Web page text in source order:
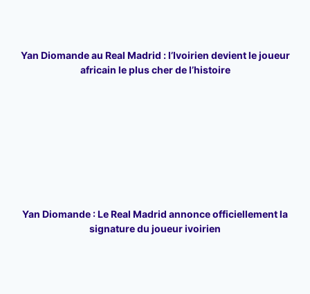
Yan Diomande au Real Madrid : l’Ivoirien devient le joueur
africain le plus cher de l’histoire
Yan Diomande : Le Real Madrid annonce officiellement la
signature du joueur ivoirien